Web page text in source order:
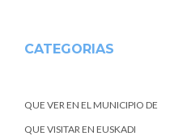
CATEGORIAS
QUE VER EN EL MUNICIPIO DE
QUE VISITAR EN EUSKADI